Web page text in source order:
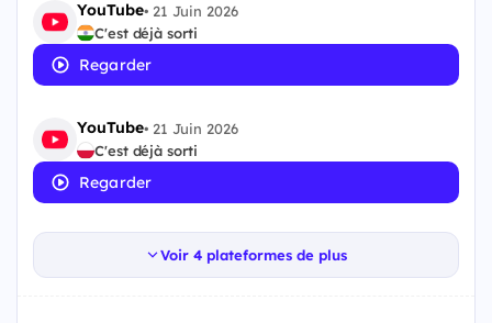
YouTube• 21 Juin 2026
C'est déjà sorti
Regarder
YouTube• 21 Juin 2026
C'est déjà sorti
Regarder
Voir 4 plateformes de plus